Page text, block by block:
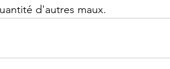
d'autres maux.